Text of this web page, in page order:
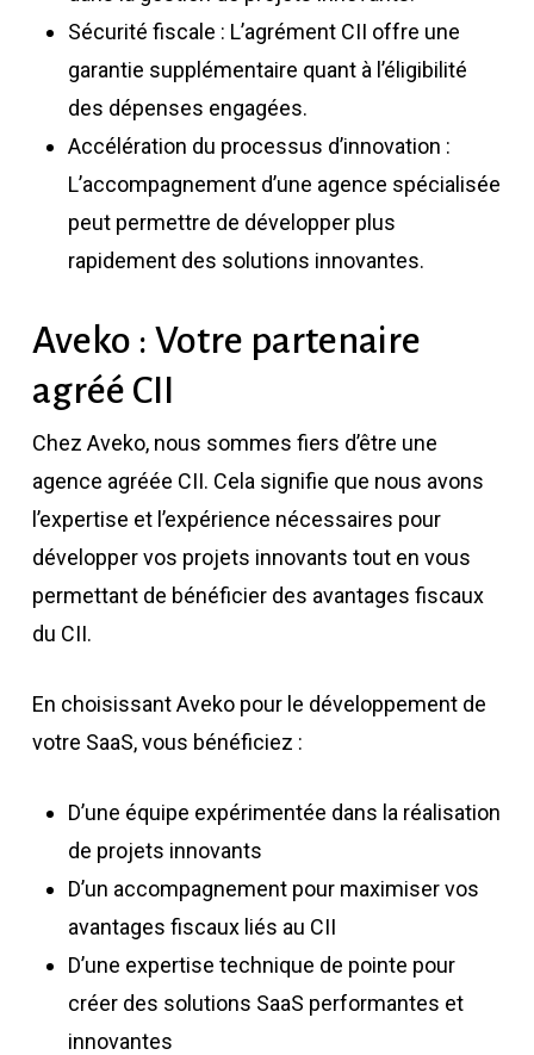
Sécurité fiscale : L’agrément CII offre une
garantie supplémentaire quant à l’éligibilité
des dépenses engagées.
Accélération du processus d’innovation :
L’accompagnement d’une agence spécialisée
peut permettre de développer plus
rapidement des solutions innovantes.
Aveko : Votre partenaire
agréé CII
Chez Aveko, nous sommes fiers d’être une
agence agréée CII. Cela signifie que nous avons
l’expertise et l’expérience nécessaires pour
développer vos projets innovants tout en vous
permettant de bénéficier des avantages fiscaux
du CII.
En choisissant Aveko pour le développement de
votre SaaS, vous bénéficiez :
D’une équipe expérimentée dans la réalisation
de projets innovants
D’un accompagnement pour maximiser vos
avantages fiscaux liés au CII
D’une expertise technique de pointe pour
créer des solutions SaaS performantes et
innovantes